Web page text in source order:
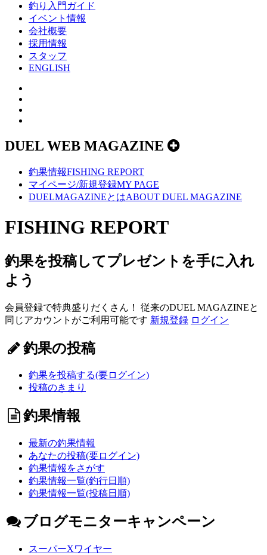
釣り入門ガイド
イベント情報
会社概要
採用情報
スタッフ
ENGLISH
DUEL WEB MAGAZINE
釣果情報FISHING REPORT
マイページ/新規登録MY PAGE
DUELMAGAZINEとはABOUT DUEL MAGAZINE
FISHING REPORT
釣果を投稿してプレゼントを手に入れ
よう
会員登録で特典盛りだくさん！ 従来のDUEL MAGAZINEと
同じアカウントがご利用可能です 新規登録 ログイン
釣果の投稿
釣果を投稿する(要ログイン)
投稿のきまり
釣果情報
最新の釣果情報
あなたの投稿(要ログイン)
釣果情報をさがす
釣果情報一覧(釣行日順)
釣果情報一覧(投稿日順)
ブログモニターキャンペーン
スーパーXワイヤー